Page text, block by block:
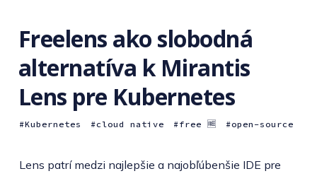
Freelens ako slobodná
alternatíva k Mirantis
Lens pre Kubernetes
Kubernetes cloud native free 🆓 open-source
Lens patrí medzi najlepšie a najobľúbenšie IDE pre